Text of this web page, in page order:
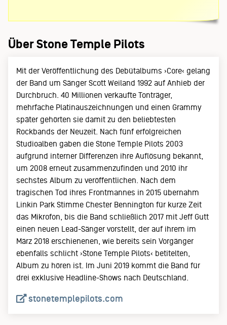
Über Stone Temple Pilots
Mit der Veröffentlichung des Debütalbums ›Core‹ gelang
der Band um Sänger Scott Weiland 1992 auf Anhieb der
Durchbruch. 40 Millionen verkaufte Tonträger,
mehrfache Platinauszeichnungen und einen Grammy
später gehörten sie damit zu den beliebtesten
Rockbands der Neuzeit. Nach fünf erfolgreichen
Studioalben gaben die Stone Temple Pilots 2003
aufgrund interner Differenzen ihre Auflösung bekannt,
um 2008 erneut zusammenzufinden und 2010 ihr
sechstes Album zu veröffentlichen. Nach dem
tragischen Tod ihres Frontmannes in 2015 übernahm
Linkin Park Stimme Chester Bennington für kurze Zeit
das Mikrofon, bis die Band schließlich 2017 mit Jeff Gutt
einen neuen Lead-Sänger vorstellt, der auf ihrem im
März 2018 erschienenen, wie bereits sein Vorgänger
ebenfalls schlicht ›Stone Temple Pilots‹ betitelten,
Album zu hören ist. Im Juni 2019 kommt die Band für
drei exklusive Headline-Shows nach Deutschland.
stonetemplepilots.com